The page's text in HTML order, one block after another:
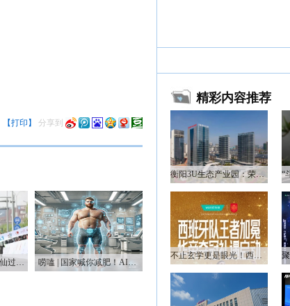
【打印】 分享到
唠嗑 | 人形机器人“八仙过海”，这届“半马”有点癫 唠嗑 | 国家喊你减肥！AI教练真能让你躺瘦？
精彩内容推荐
衡阳3U生态产业园：荣电集团的政企合作新答卷
不止玄学更是眼光！西班牙队夺冠，华帝火速官宣启动兑奖福利